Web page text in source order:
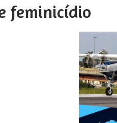
feminicídio